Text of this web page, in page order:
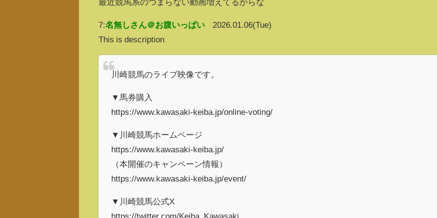
7:名無しさん＠お腹いっぱい
2026.01.06(Tue)
This is description
川崎競馬のライブ映像です。
▼馬券購入
https://www.kawasaki-keiba.jp/online-voting/
▼川崎競馬ホームページ
https://www.kawasaki-keiba.jp/
（本開催のキャンペーン情報）
https://www.kawasaki-keiba.jp/event/
▼川崎競馬公式X
https://twitter.com/Keiba_Kawasaki